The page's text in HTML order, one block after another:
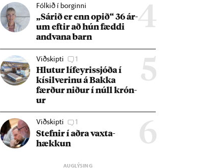
4
Fólkið í borginni
„Sár­ið er enn op­ið“ 36 ár­
um eft­ir að hún fæddi
and­vana barn
5
Viðskipti 1
Hlut­ur líf­eyr­is­sjóða í
kís­il­ver­inu á Bakka
færð­ur nið­ur í núll krón­
ur
6
Viðskipti 1
Stefn­ir í aðra vaxta­
hækk­un